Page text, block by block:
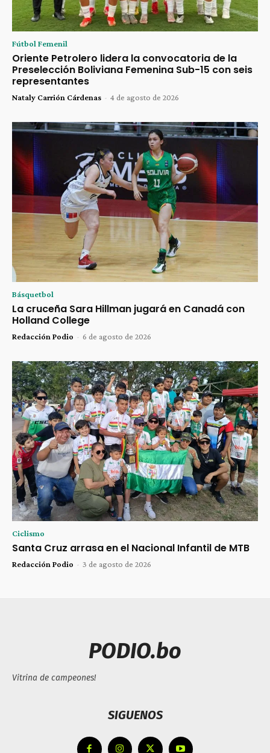
Fútbol Femenil
Oriente Petrolero lidera la convocatoria de la
Preselección Boliviana Femenina Sub-15 con seis
representantes
Nataly Carrión Cárdenas - 4 de agosto de 2026
Básquetbol
La cruceña Sara Hillman jugará en Canadá con
Holland College
Redacción Podio - 6 de agosto de 2026
Ciclismo
Santa Cruz arrasa en el Nacional Infantil de MTB
Redacción Podio - 3 de agosto de 2026
PODIO.bo
Vitrina de campeones!
SIGUENOS